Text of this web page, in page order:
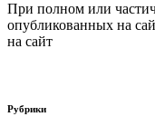
При полном или
опубликованных на
на сайт
Рубрики